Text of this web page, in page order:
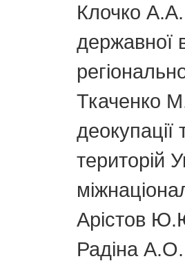
Клочко А.А.
державної
Ткаченко
деокупації
територій
Арістов
Радіна А.О.